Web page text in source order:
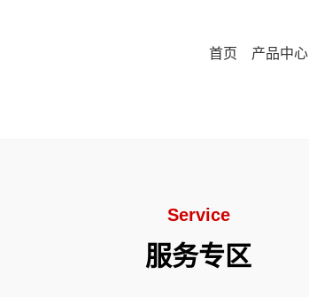
首页 产品中心
Service
服务专区